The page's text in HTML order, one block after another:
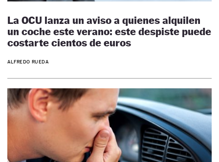
La OCU lanza un aviso a quienes alquilen
un coche este verano: este despiste puede
costarte cientos de euros
ALFREDO RUEDA